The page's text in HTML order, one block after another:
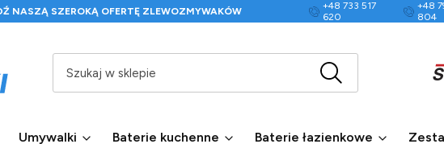
NASZĄ SZEROKĄ OFERTĘ ZLEWOZMYWAKÓW
+48 733 517
620
+48
804
WyczyśćSzukaj w sklepie
Umywalki Baterie kuchenne Baterie łazienkowe